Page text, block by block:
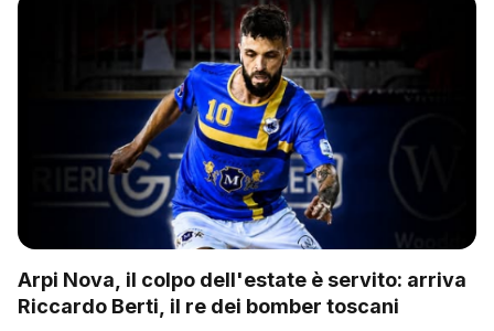
Arpi Nova, il colpo dell'estate è servito: arriva
Riccardo Berti, il re dei bomber toscani